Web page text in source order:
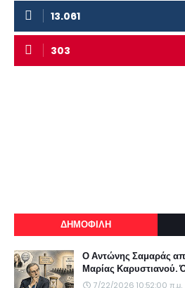
13.061
303
ΔΗΜΟΦΙΛΗ
Ο Αντώνης Σαμαράς
Μαρίας Καρυστιανού.
7/22/2026 10:52:00 π.μ.